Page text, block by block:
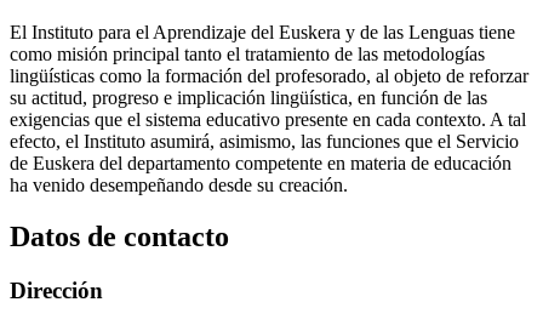
El Instituto para el Aprendizaje del Euskera y de las Lenguas tiene
como misión principal tanto el tratamiento de las metodologías
lingüísticas como la formación del profesorado, al objeto de reforzar
su actitud, progreso e implicación lingüística, en función de las
exigencias que el sistema educativo presente en cada contexto. A tal
efecto, el Instituto asumirá, asimismo, las funciones que el Servicio
de Euskera del departamento competente en materia de educación
ha venido desempeñando desde su creación.
Datos de contacto
Dirección